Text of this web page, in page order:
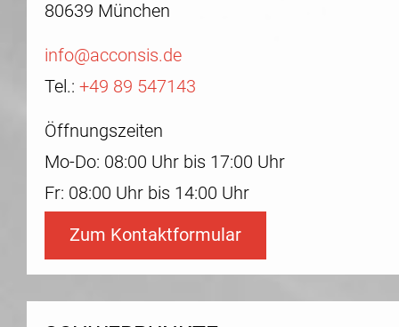
80639 München
info@acconsis.de
Tel.: +49 89 547143
Öffnungszeiten
Mo-Do: 08:00 Uhr bis 17:00 Uhr
Fr: 08:00 Uhr bis 14:00 Uhr
Zum Kontaktformular